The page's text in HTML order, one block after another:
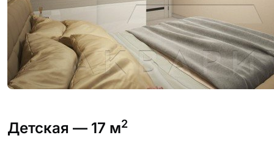
Детская — 17 м2